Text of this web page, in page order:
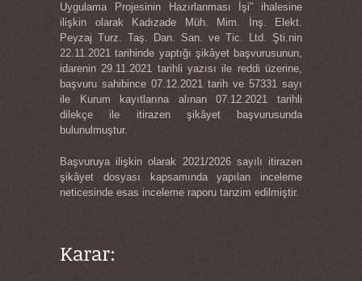
Uygulama Projesinin Hazırlanması İşi” ihalesine
ilişkin olarak Kadızade Müh. Mim. İnş. Elekt.
Peyzaj Turz. Taş. Dan. San. ve Tic. Ltd. Şti.nin
22.11.2021 tarihinde yaptığı şikâyet başvurusunun,
idarenin 29.11.2021 tarihli yazısı ile reddi üzerine,
başvuru sahibince 07.12.2021 tarih ve 57331 sayı
ile Kurum kayıtlarına alınan 07.12.2021 tarihli
dilekçe ile itirazen şikâyet başvurusunda
bulunulmuştur.
Başvuruya ilişkin olarak 2021/2026 sayılı itirazen
şikâyet dosyası kapsamında yapılan inceleme
neticesinde esas inceleme raporu tanzim edilmiştir.
Karar: